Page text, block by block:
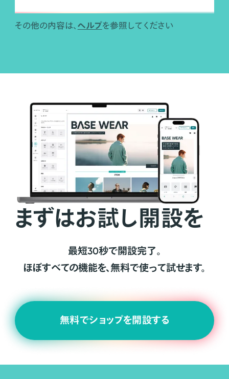
その他の内容は、 ヘルプを参照してください
まずはお試し開設を
最短30秒で開設完了。
ほぼすべての機能を、無料で使って試せます。
無料でショップを開設する